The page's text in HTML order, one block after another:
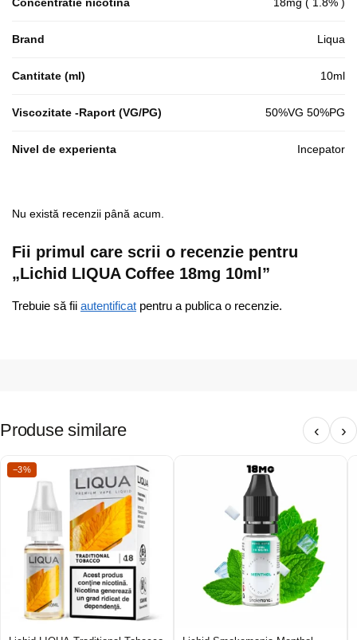
Brand Liqua
Cantitate (ml) 10ml
Viscozitate -Raport (VG/PG) 50%VG 50%PG
Nivel de experienta Incepator
Nu există recenzii până acum.
Fii primul care scrii o recenzie pentru
„Lichid LIQUA Coffee 18mg 10ml”
Trebuie să fii autentificat pentru a publica o recenzie.
Produse similare ‹ ›
−3%